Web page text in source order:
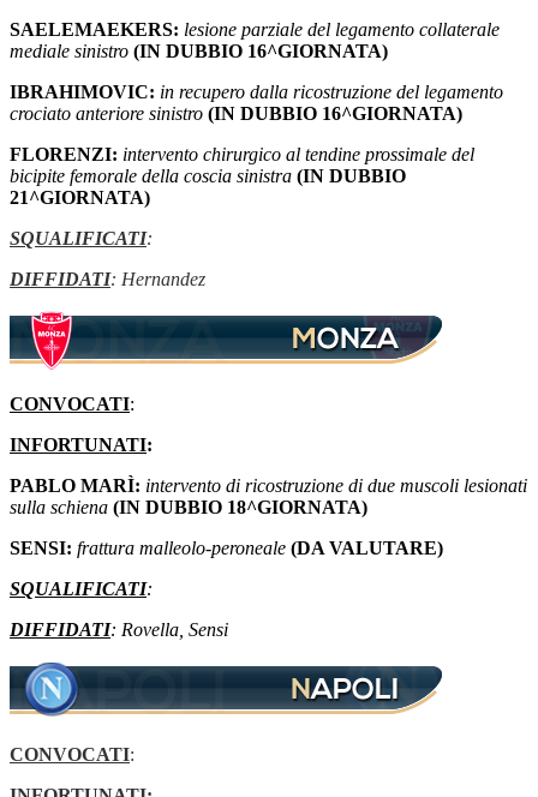
SAELEMAEKERS: lesione parziale del legamento collaterale
mediale sinistro (IN DUBBIO 16^GIORNATA)
IBRAHIMOVIC: in recupero dalla ricostruzione del legamento
crociato anteriore sinistro (IN DUBBIO 16^GIORNATA)
FLORENZI: intervento chirurgico al tendine prossimale del
bicipite femorale della coscia sinistra (IN DUBBIO
21^GIORNATA)
SQUALIFICATI:
DIFFIDATI: Hernandez
CONVOCATI:
INFORTUNATI:
PABLO MARÌ: intervento di ricostruzione di due muscoli lesionati
sulla schiena (IN DUBBIO 18^GIORNATA)
SENSI: frattura malleolo-peroneale (DA VALUTARE)
SQUALIFICATI:
DIFFIDATI: Rovella, Sensi
CONVOCATI: